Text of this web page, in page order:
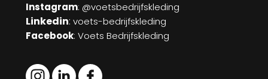
Instagram: @voetsbedrijfskleding
Linkedin: voets-bedrijfskleding
Facebook: Voets Bedrijfskleding